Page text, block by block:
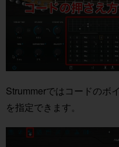
Strummerではコードのボ
を指定できます。